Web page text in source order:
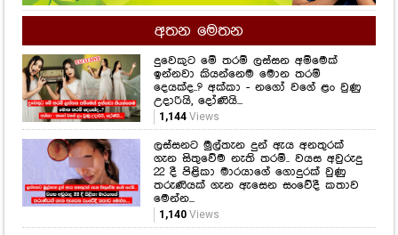
අතන මෙතන
දුවෙකුට මේ තරම් ලස්සන අම්මෙක්
ඉන්නවා කියන්නෙම මොන තරම්
දෙයක්ද..? අක්කා - නගෝ වගේ ළං වුණු
උදාරියි, දෝණියි...
1,144Views
ලස්සනට මුල්තැන දුන් ඇය අනතුරක්
ගැන සිතුවේම නැති තරම්.. වයස අවුරුදු
22 දී පිළිකා මාරයාගේ ගොදුරක් වුණු
තරුණියක් ගැන ඇසෙන සංවේදී කතාව
මෙන්න...
1,140Views